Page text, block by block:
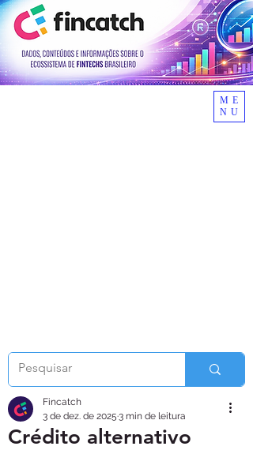
ME
NU
Crédito alternativo
Fincatch
3 de dez. de 2025 3 min de leitura